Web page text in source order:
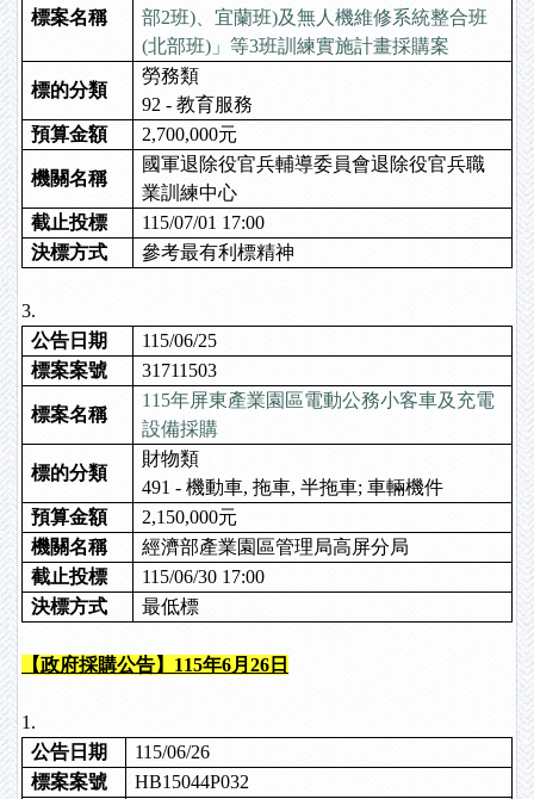
標案名稱
部2班)、宜蘭班)及無人機維修系統整合班
(北部班)」等3班訓練實施計畫採購案
標的分類
勞務類
92 - 教育服務
預算金額
2,700,000元
機關名稱
國軍退除役官兵輔導委員會退除役官兵職
業訓練中心
截止投標
115/07/01 17:00
決標方式
參考最有利標精神
3.
公告日期
115/06/25
標案案號
31711503
標案名稱
115年屏東產業園區電動公務小客車及充電
設備採購
標的分類
財物類
491 - 機動車, 拖車, 半拖車; 車輛機件
預算金額
2,150,000元
機關名稱
經濟部產業園區管理局高屏分局
截止投標
115/06/30 17:00
決標方式
最低標
【政府採購公告】115年6月26日
1.
公告日期
115/06/26
標案案號
HB15044P032